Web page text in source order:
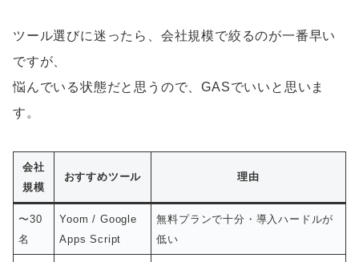
ツール選びに迷ったら、会社規模で絞るのが一番早い
ですが、
悩んでいる状態だと思うので、GASでいいと思いま
す。
会社
規模
おすすめツール 理由
〜30
名
Yoom / Google
Apps Script
無料プランで十分・導入ハードルが
低い